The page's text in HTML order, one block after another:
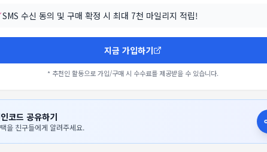
SMS 수신 동의 및 구매 확정 시 최대 7천 마일리지 적립!
지금 가입하기
* 추천인 활동으로 가입/구매 시 수수료를 제공받을 수 있습니다.
코드 공유하기
을 친구들에게 알려주세요.